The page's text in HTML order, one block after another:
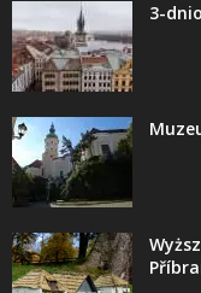
3-